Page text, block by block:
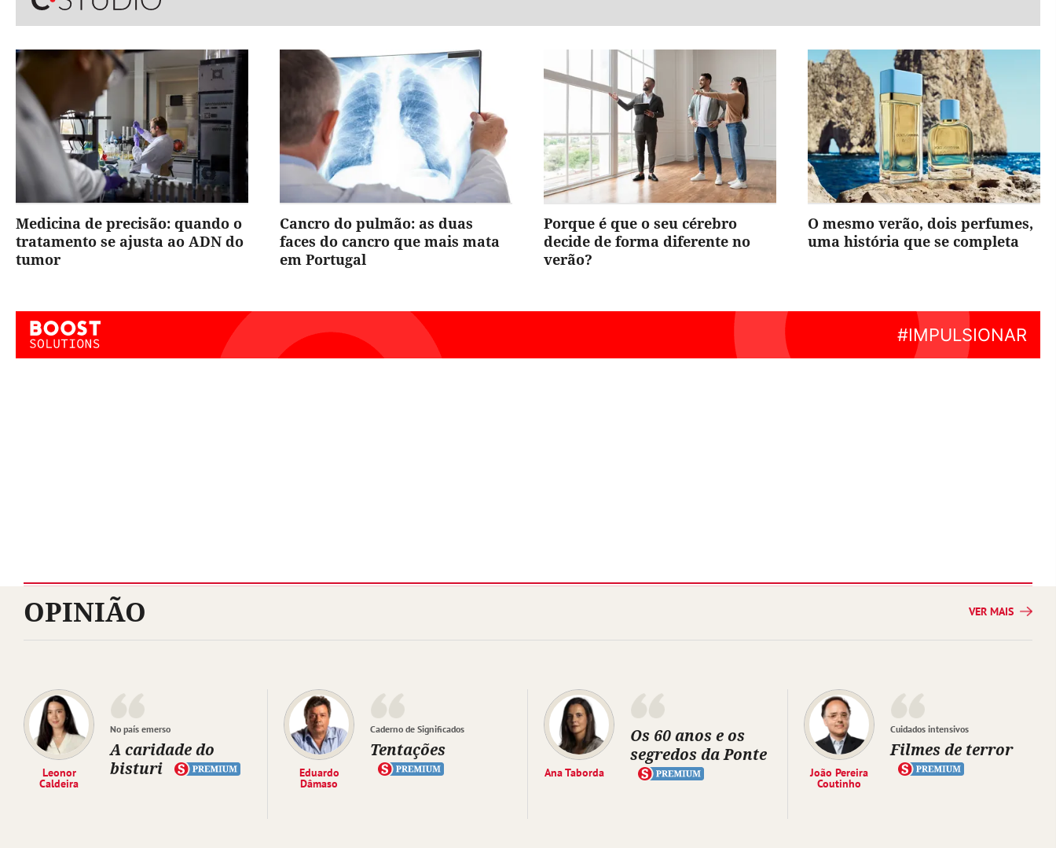
Medicina de precisão: quando o
tratamento se ajusta ao ADN do
tumor
Cancro do pulmão: as duas
faces do cancro que mais mata
em Portugal
Porque é que o seu cérebro
decide de forma diferente no
verão?
O mesmo verão, dois perfumes,
uma história que se completa
OPINIÃO VER MAIS
Leonor
Caldeira
No país emerso
A caridade do
bisturi
Eduardo
Dâmaso
Caderno de Significados
Tentações
Ana Taborda
Os 60 anos e os
segredos da Ponte
João Pereira
Coutinho
Cuidados intensivos
Filmes de terror